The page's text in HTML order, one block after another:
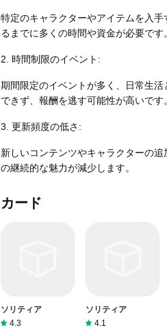
特定のキャラクターやアイテムを入
るまでに多くの時間や資金が必要です。
2. 時間制限のイベント:
期間限定のイベントが多く、日常生
できず、報酬を逃す可能性が高いです。
3. 更新頻度の低さ:
新しいコンテンツやキャラクターの
の継続的な魅力が減少します。
カード
ソリティア
4.3
ソリティア
4.1